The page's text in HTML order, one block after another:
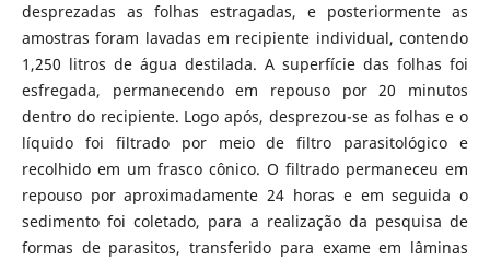
desprezadas as folhas estragadas, e posteriormente as
amostras foram lavadas em recipiente individual, contendo
1,250 litros de água destilada. A superfície das folhas foi
esfregada, permanecendo em repouso por 20 minutos
dentro do recipiente. Logo após, desprezou-se as folhas e o
líquido foi filtrado por meio de filtro parasitológico e
recolhido em um frasco cônico. O filtrado permaneceu em
repouso por aproximadamente 24 horas e em seguida o
sedimento foi coletado, para a realização da pesquisa de
formas de parasitos, transferido para exame em lâminas